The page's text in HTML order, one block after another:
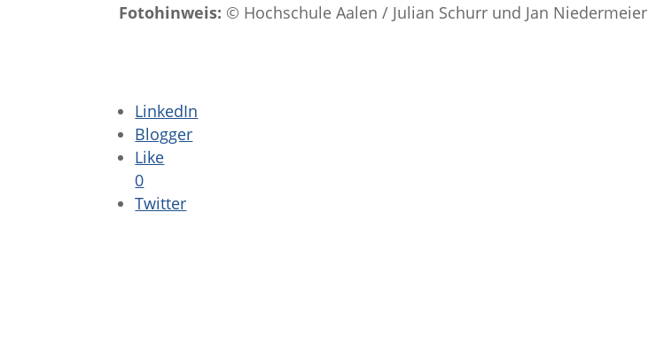
Fotohinweis: © Hochschule Aalen / Julian Schurr und Jan Niedermeier
LinkedIn
Blogger
Like
0
Twitter